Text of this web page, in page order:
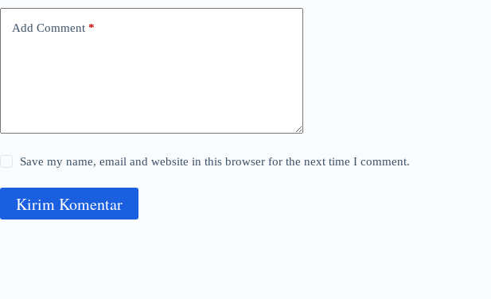
Add Comment *
Save my name, email and website in this browser for the next time I comment.
Kirim Komentar